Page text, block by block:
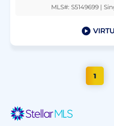
MLS#: S5149699 |
1